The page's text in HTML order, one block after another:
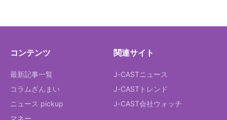
コンテンツ
最新記事一覧
コラムざんまい
ニュース pickup
マネー
関連サイト
J-CASTニュース
J-CASTトレンド
J-CAST会社ウォッチ